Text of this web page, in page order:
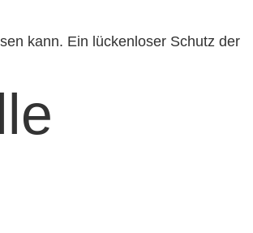
kann. Ein lückenloser Schutz der